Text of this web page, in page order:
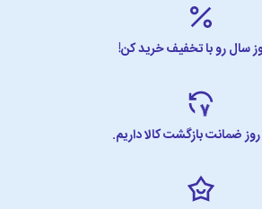
سال رو با تخفیف خرید کن!
ضمانت بازگشت کالا داریم.